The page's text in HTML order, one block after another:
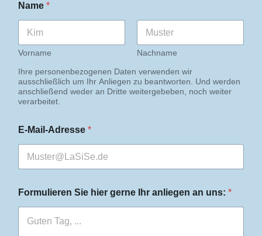
Name *
Vorname
Nachname
Ihre personenbezogenen Daten verwenden wir
ausschließlich um Ihr Anliegen zu beantworten. Und werden
anschließend weder an Dritte weitergebeben, noch weiter
verarbeitet.
n
s
r
F
i
E-Mail-Adresse *
Formulieren Sie hier gerne Ihr anliegen an uns: *